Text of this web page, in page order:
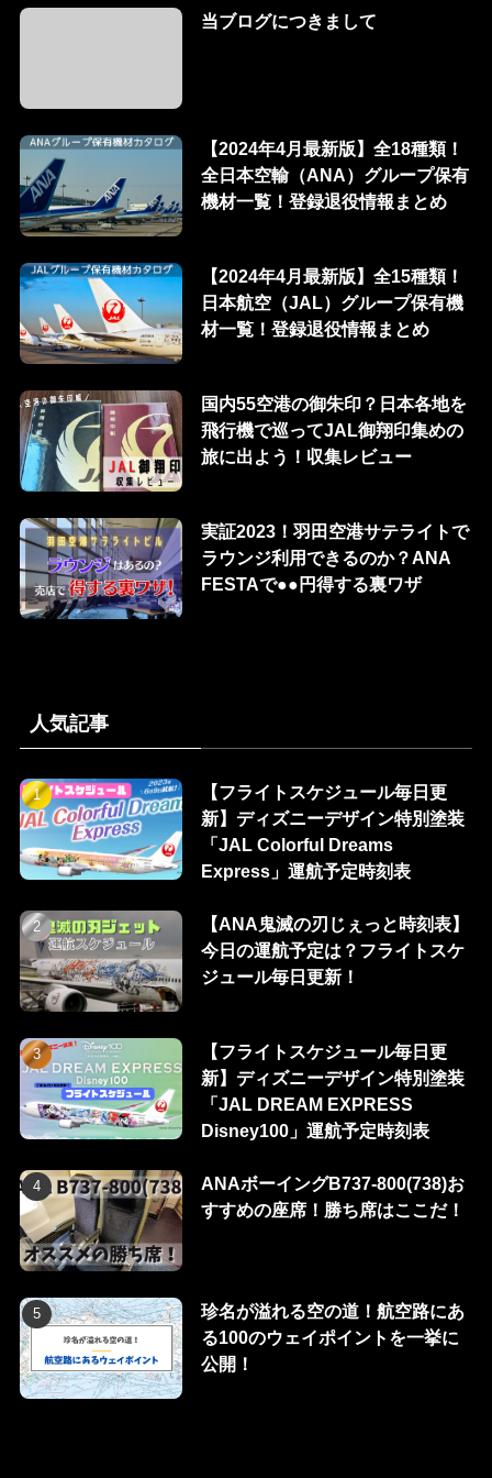
当ブログにつきまして
【2024年4月最新版】全18種類！
全日本空輸（ANA）グループ保有
機材一覧！登録退役情報まとめ
【2024年4月最新版】全15種類！
日本航空（JAL）グループ保有機
材一覧！登録退役情報まとめ
国内55空港の御朱印？日本各地を
飛行機で巡ってJAL御翔印集めの
旅に出よう！収集レビュー
実証2023！羽田空港サテライトで
ラウンジ利用できるのか？ANA
FESTAで●●円得する裏ワザ
人気記事
【フライトスケジュール毎日更
新】ディズニーデザイン特別塗装
「JAL Colorful Dreams
Express」運航予定時刻表
【ANA鬼滅の刃じぇっと時刻表】
今日の運航予定は？フライトスケ
ジュール毎日更新！
【フライトスケジュール毎日更
新】ディズニーデザイン特別塗装
「JAL DREAM EXPRESS
Disney100」運航予定時刻表
ANAボーイングB737-800(738)お
すすめの座席！勝ち席はここだ！
珍名が溢れる空の道！航空路にあ
る100のウェイポイントを一挙に
公開！